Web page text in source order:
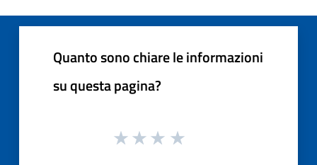
Quanto sono chiare le informazioni
su questa pagina?